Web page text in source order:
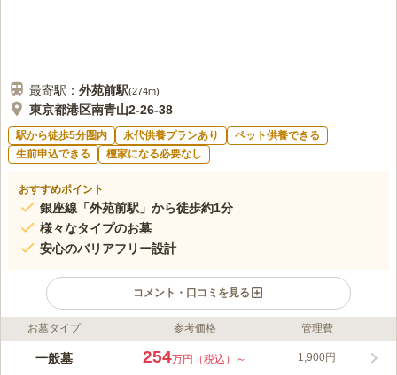
最寄駅： 外苑前駅(274m)
東京都港区南青山2-26-38
駅から徒歩5分圏内 永代供養プランあり
ペット供養できる
生前申込できる
檀家になる必要なし
おすすめポイント
銀座線「外苑前駅」から徒歩約1分
様々なタイプのお墓
安心のバリアフリー設計
コメント・口コミを見る
ライフドット編集部のコメント
都会的で洗練された雰囲気の青山通りにある、青山梅窓院墓苑。
お墓タイプ 参考価格 管理費
一般墓 254万円（税込）～ 1,900円